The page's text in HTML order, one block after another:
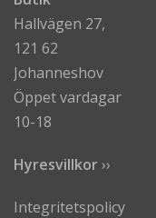
Hallvägen 27,
121 62
Johanneshov
Öppet vardagar
10-18
Hyresvillkor››
Integritetspolicy